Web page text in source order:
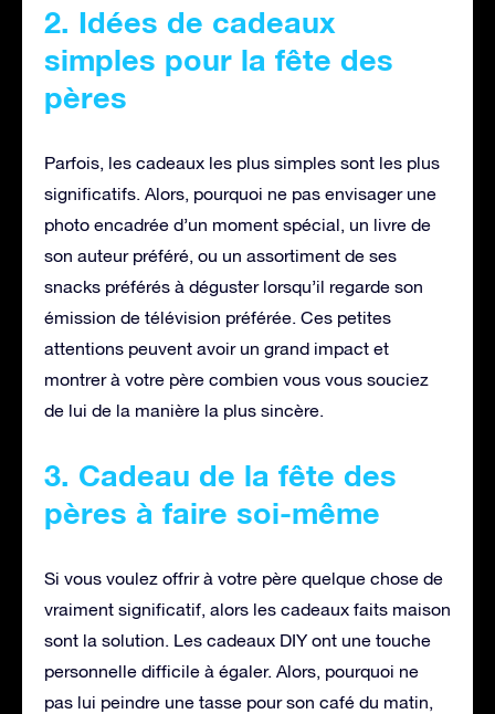
2. Idées de cadeaux
simples pour la fête des
pères
Parfois, les cadeaux les plus simples sont les plus
significatifs. Alors, pourquoi ne pas envisager une
photo encadrée d’un moment spécial, un livre de
son auteur préféré, ou un assortiment de ses
snacks préférés à déguster lorsqu’il regarde son
émission de télévision préférée. Ces petites
attentions peuvent avoir un grand impact et
montrer à votre père combien vous vous souciez
de lui de la manière la plus sincère.
3. Cadeau de la fête des
pères à faire soi-même
Si vous voulez offrir à votre père quelque chose de
vraiment significatif, alors les cadeaux faits maison
sont la solution. Les cadeaux DIY ont une touche
personnelle difficile à égaler. Alors, pourquoi ne
pas lui peindre une tasse pour son café du matin,